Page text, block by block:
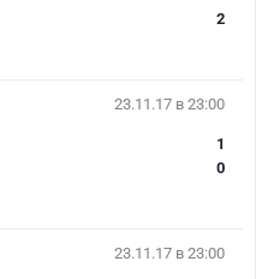
2
23.11.17 в 23:00
1
0
23.11.17 в 23:00